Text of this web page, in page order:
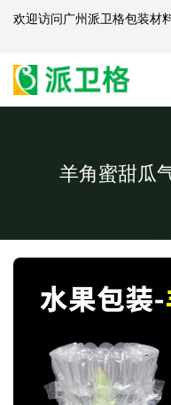
羊角蜜甜瓜
欢迎访问广州派卫格包装材